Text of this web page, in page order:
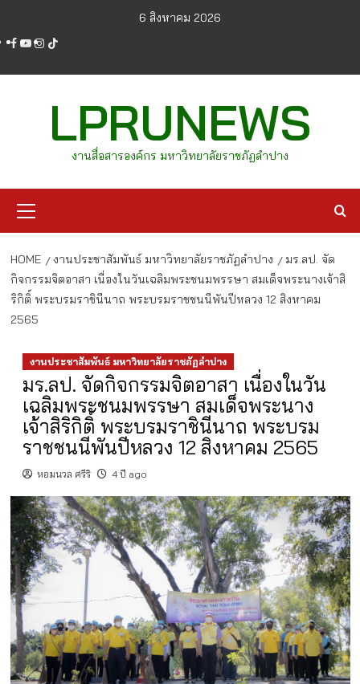
content
6 สิงหาคม 2026
facebook
youtube
instagram
tiktok
LPRUNEWS
งานสื่อสารองค์กร มหาวิทยาลัยราชภัฏลำปาง
Menu
HOME งานประชาสัมพันธ์ มหาวิทยาลัยราชภัฏลำปาง
มร.ลป. จัด
กิจกรรมจิตอาสา เนื่องในวันเฉลิมพระชนมพรรษา สมเด็จพระนางเจ้าสิ
ริกิติ์ พระบรมราชินีนาถ พระบรมราชชนนีพันปีหลวง 12 สิงหาคม
2565
งานประชาสัมพันธ์ มหาวิทยาลัยราชภัฏลำปาง
มร.ลป. จัดกิจกรรมจิตอาสา เนื่องในวัน
เฉลิมพระชนมพรรษา สมเด็จพระนาง
เจ้าสิริกิติ์ พระบรมราชินีนาถ พระบรม
ราชชนนีพันปีหลวง 12 สิงหาคม 2565
หอมนวล ศรีริ 4 ปี ago